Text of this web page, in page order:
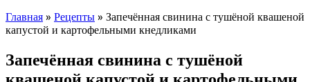
Главная » Рецепты » Запечённая свинина с тушёной квашеной
капустой и картофельными кнедликами
Запечённая свинина с тушёной